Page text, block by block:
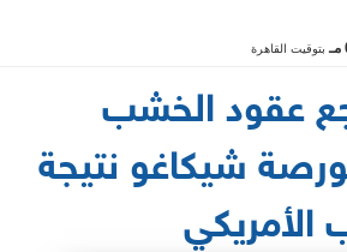
بتوقيت القاهرة
عقود الخشب
شيكاغو نتيجة
الأمريكي